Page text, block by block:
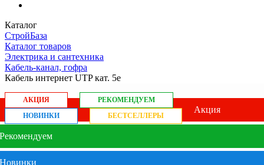
Каталог
СтройБаза
Каталог товаров
Электрика и сантехника
Кабель-канал, гофра
Кабель интернет UTP кат. 5е
АКЦИЯ
РЕКОМЕНДУЕМ
НОВИНКИ
БЕСТСЕЛЛЕРЫ
Акция
Рекомендуем
Новинки